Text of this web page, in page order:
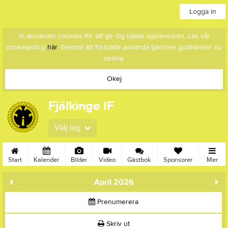
Logga in
Vi använder cookies för att ge dig bästa upplevelsen. Läs vår
cookiepolicy här. Genom att fortsätta använda tjänsten godkänner du
denna.
Okej
Fjälkinge IF
Välj lag
Start Kalender Bilder Video Gästbok Sponsorer Mer
April 2026
Prenumerera
Skriv ut